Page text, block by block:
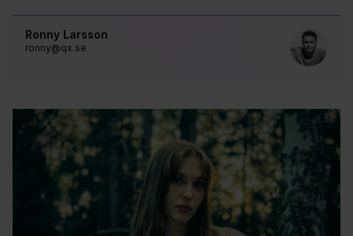
Ronny Larsson
ronny@qx.se